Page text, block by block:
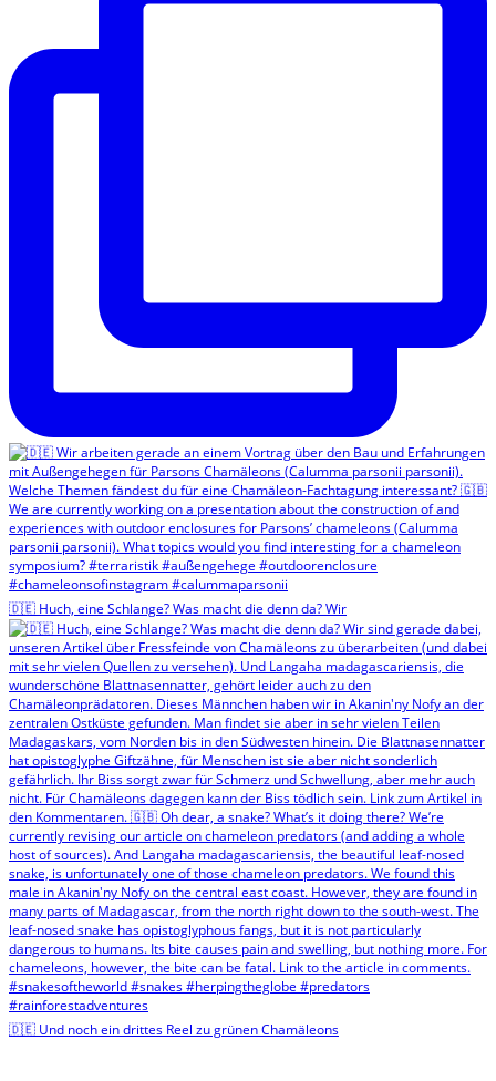
🇩🇪 Huch, eine Schlange? Was macht die denn da? Wir
🇩🇪 Und noch ein drittes Reel zu grünen Chamäleons